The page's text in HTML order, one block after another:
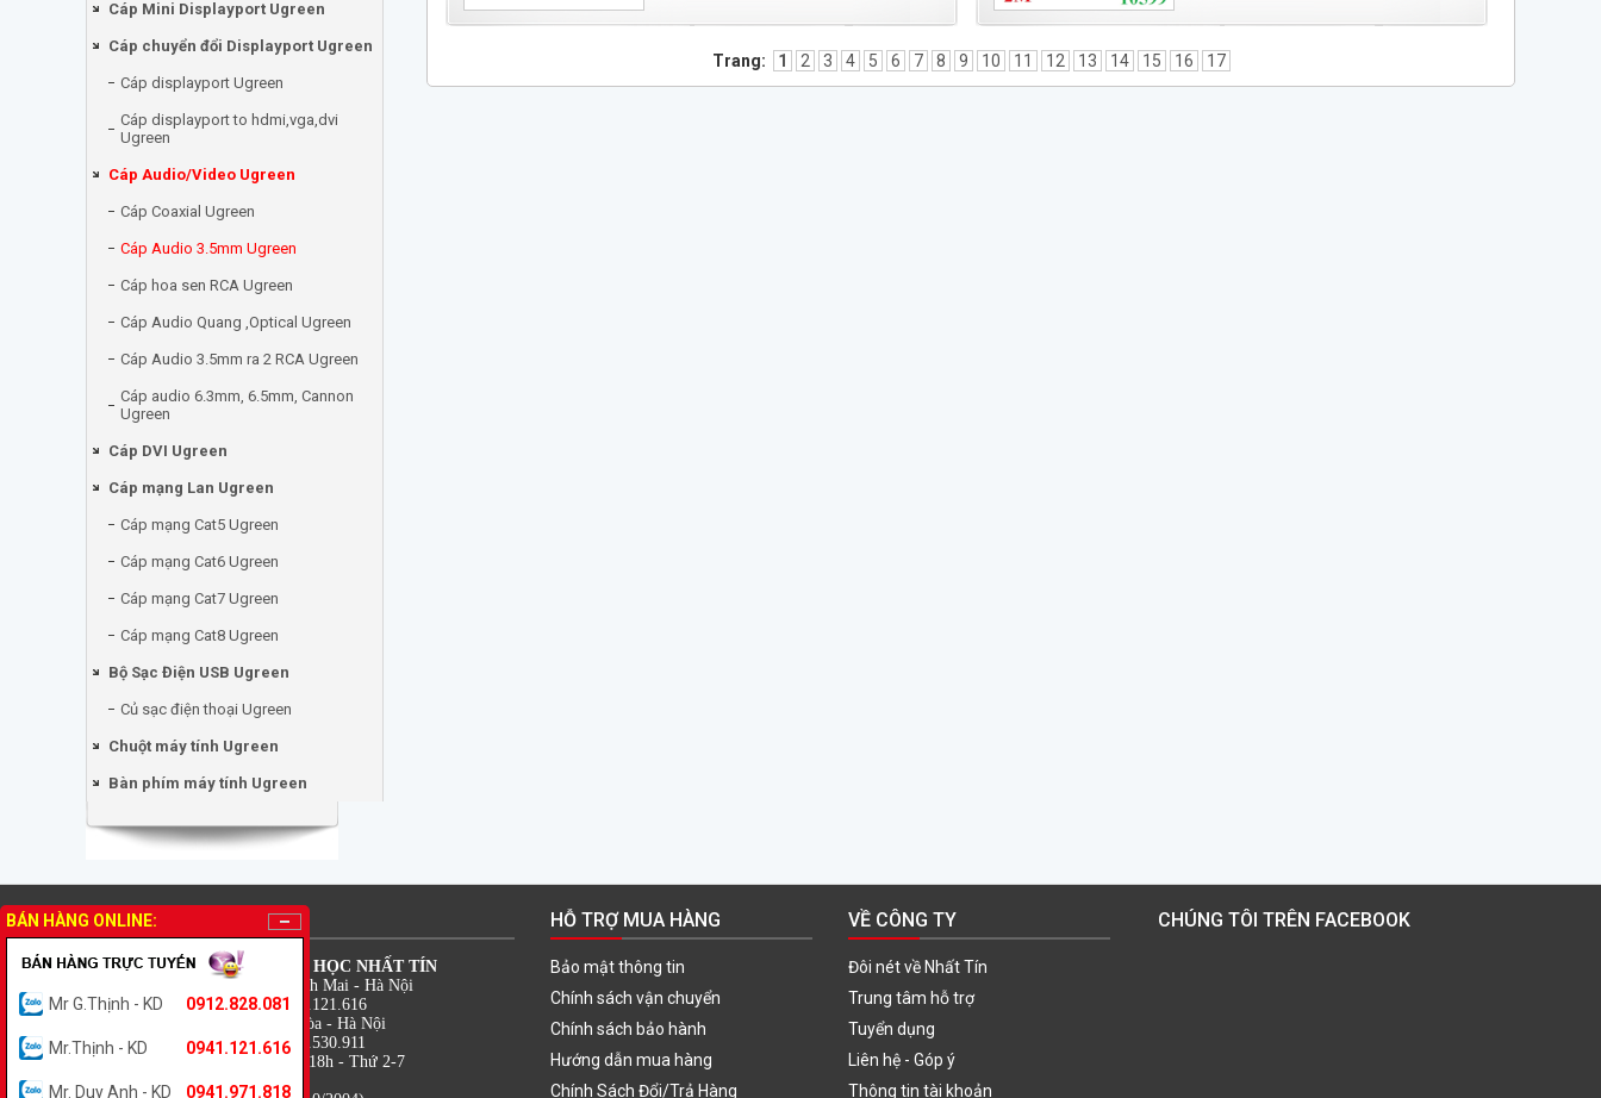
Cáp Mini Displayport Ugreen
Cáp chuyển đổi Displayport Ugreen
Cáp displayport Ugreen
Cáp displayport to hdmi,vga,dvi
Ugreen
Cáp Audio/Video Ugreen
Cáp Coaxial Ugreen
Cáp Audio 3.5mm Ugreen
Cáp hoa sen RCA Ugreen
Cáp Audio Quang ,Optical Ugreen
Cáp Audio 3.5mm ra 2 RCA Ugreen
Cáp audio 6.3mm, 6.5mm, Cannon
Ugreen
Cáp DVI Ugreen
Cáp mạng Lan Ugreen
Cáp mạng Cat5 Ugreen
Cáp mạng Cat6 Ugreen
Cáp mạng Cat7 Ugreen
Cáp mạng Cat8 Ugreen
Bộ Sạc Điện USB Ugreen
Củ sạc điện thoại Ugreen
Chuột máy tính Ugreen
Bàn phím máy tính Ugreen
Trang: 1 2 3 4 5 6 7 8 9 10 11 12 13 14 15 16 17
CHÚNG TÔI TRÊN FACEBOOK
THÔNG TIN LIÊN HỆ
CÔNG TY TNHH TM DV TIN HỌC NHẤT TÍN
Địa chỉ: 18 Lê Thanh Nghị - Bạch Mai - Hà Nội
Điện thoại: 0941.971.818 - 0941.121.616
Địa chỉ: 7B Trung Kính - Yên Hòa - Hà Nội
Điện thoại: 0912.828.081 - 0988.530.911
Thời gian: 08h - 12h và 13h30 - 18h - Thứ 2-7
Hỗ trợ kỹ thuật: 0941.121.616
HỖ TRỢ MUA HÀNG
Bảo mật thông tin
Chính sách vận chuyển
Chính sách bảo hành
Hướng dẫn mua hàng
Chính Sách Đổi/Trả Hàng
VỀ CÔNG TY
Đôi nét về Nhất Tín
Trung tâm hỗ trợ
Tuyển dụng
Liên hệ - Góp ý
Thông tin tài khoản
BÁN HÀNG ONLINE:
0912.828.081
Mr G.Thịnh - KD
0941.121.616
Mr.Thịnh - KD
0941.971.818
Mr. Duy Anh - KD